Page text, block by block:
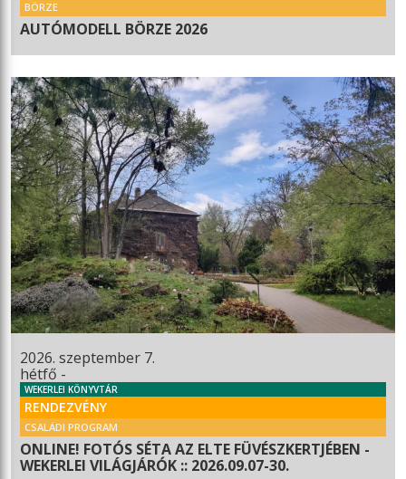
BÖRZE
AUTÓMODELL BÖRZE 2026
2026. szeptember 7.
hétfő -
WEKERLEI KÖNYVTÁR
RENDEZVÉNY
CSALÁDI PROGRAM
ONLINE! FOTÓS SÉTA AZ ELTE FÜVÉSZKERTJÉBEN -
WEKERLEI VILÁGJÁRÓK :: 2026.09.07-30.